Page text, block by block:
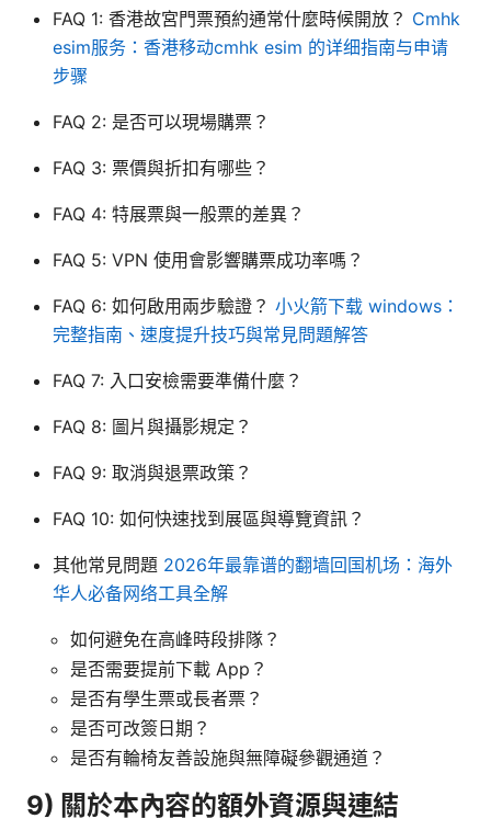
FAQ 1: 香港故宮門票預約通常什麼時候開放？ Cmhk
esim服务：香港移动cmhk esim 的详细指南与申请
步骤
FAQ 2: 是否可以現場購票？
FAQ 3: 票價與折扣有哪些？
FAQ 4: 特展票與一般票的差異？
FAQ 5: VPN 使用會影響購票成功率嗎？
FAQ 6: 如何啟用兩步驗證？ 小火箭下载 windows：
完整指南、速度提升技巧與常見問題解答
FAQ 7: 入口安檢需要準備什麼？
FAQ 8: 圖片與攝影規定？
FAQ 9: 取消與退票政策？
FAQ 10: 如何快速找到展區與導覽資訊？
其他常見問題 2026年最靠谱的翻墙回国机场：海外
华人必备网络工具全解
如何避免在高峰時段排隊？
是否需要提前下載 App？
是否有學生票或長者票？
是否可改簽日期？
是否有輪椅友善設施與無障礙參觀通道？
9) 關於本內容的額外資源與連結